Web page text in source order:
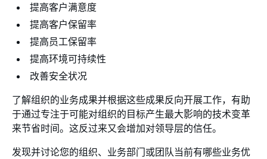
提高客户满意度
提高客户保留率
提高员工保留率
提高环境可持续性
改善安全状况
了解组织的业务成果并根据这些成果反向开展工作，有助
于通过专注于可能对组织的目标产生最大影响的技术变革
来节省时间。这反过来又会增加对领导层的信任。
发现并讨论您的组织、业务部门或团队当前有哪些业务优